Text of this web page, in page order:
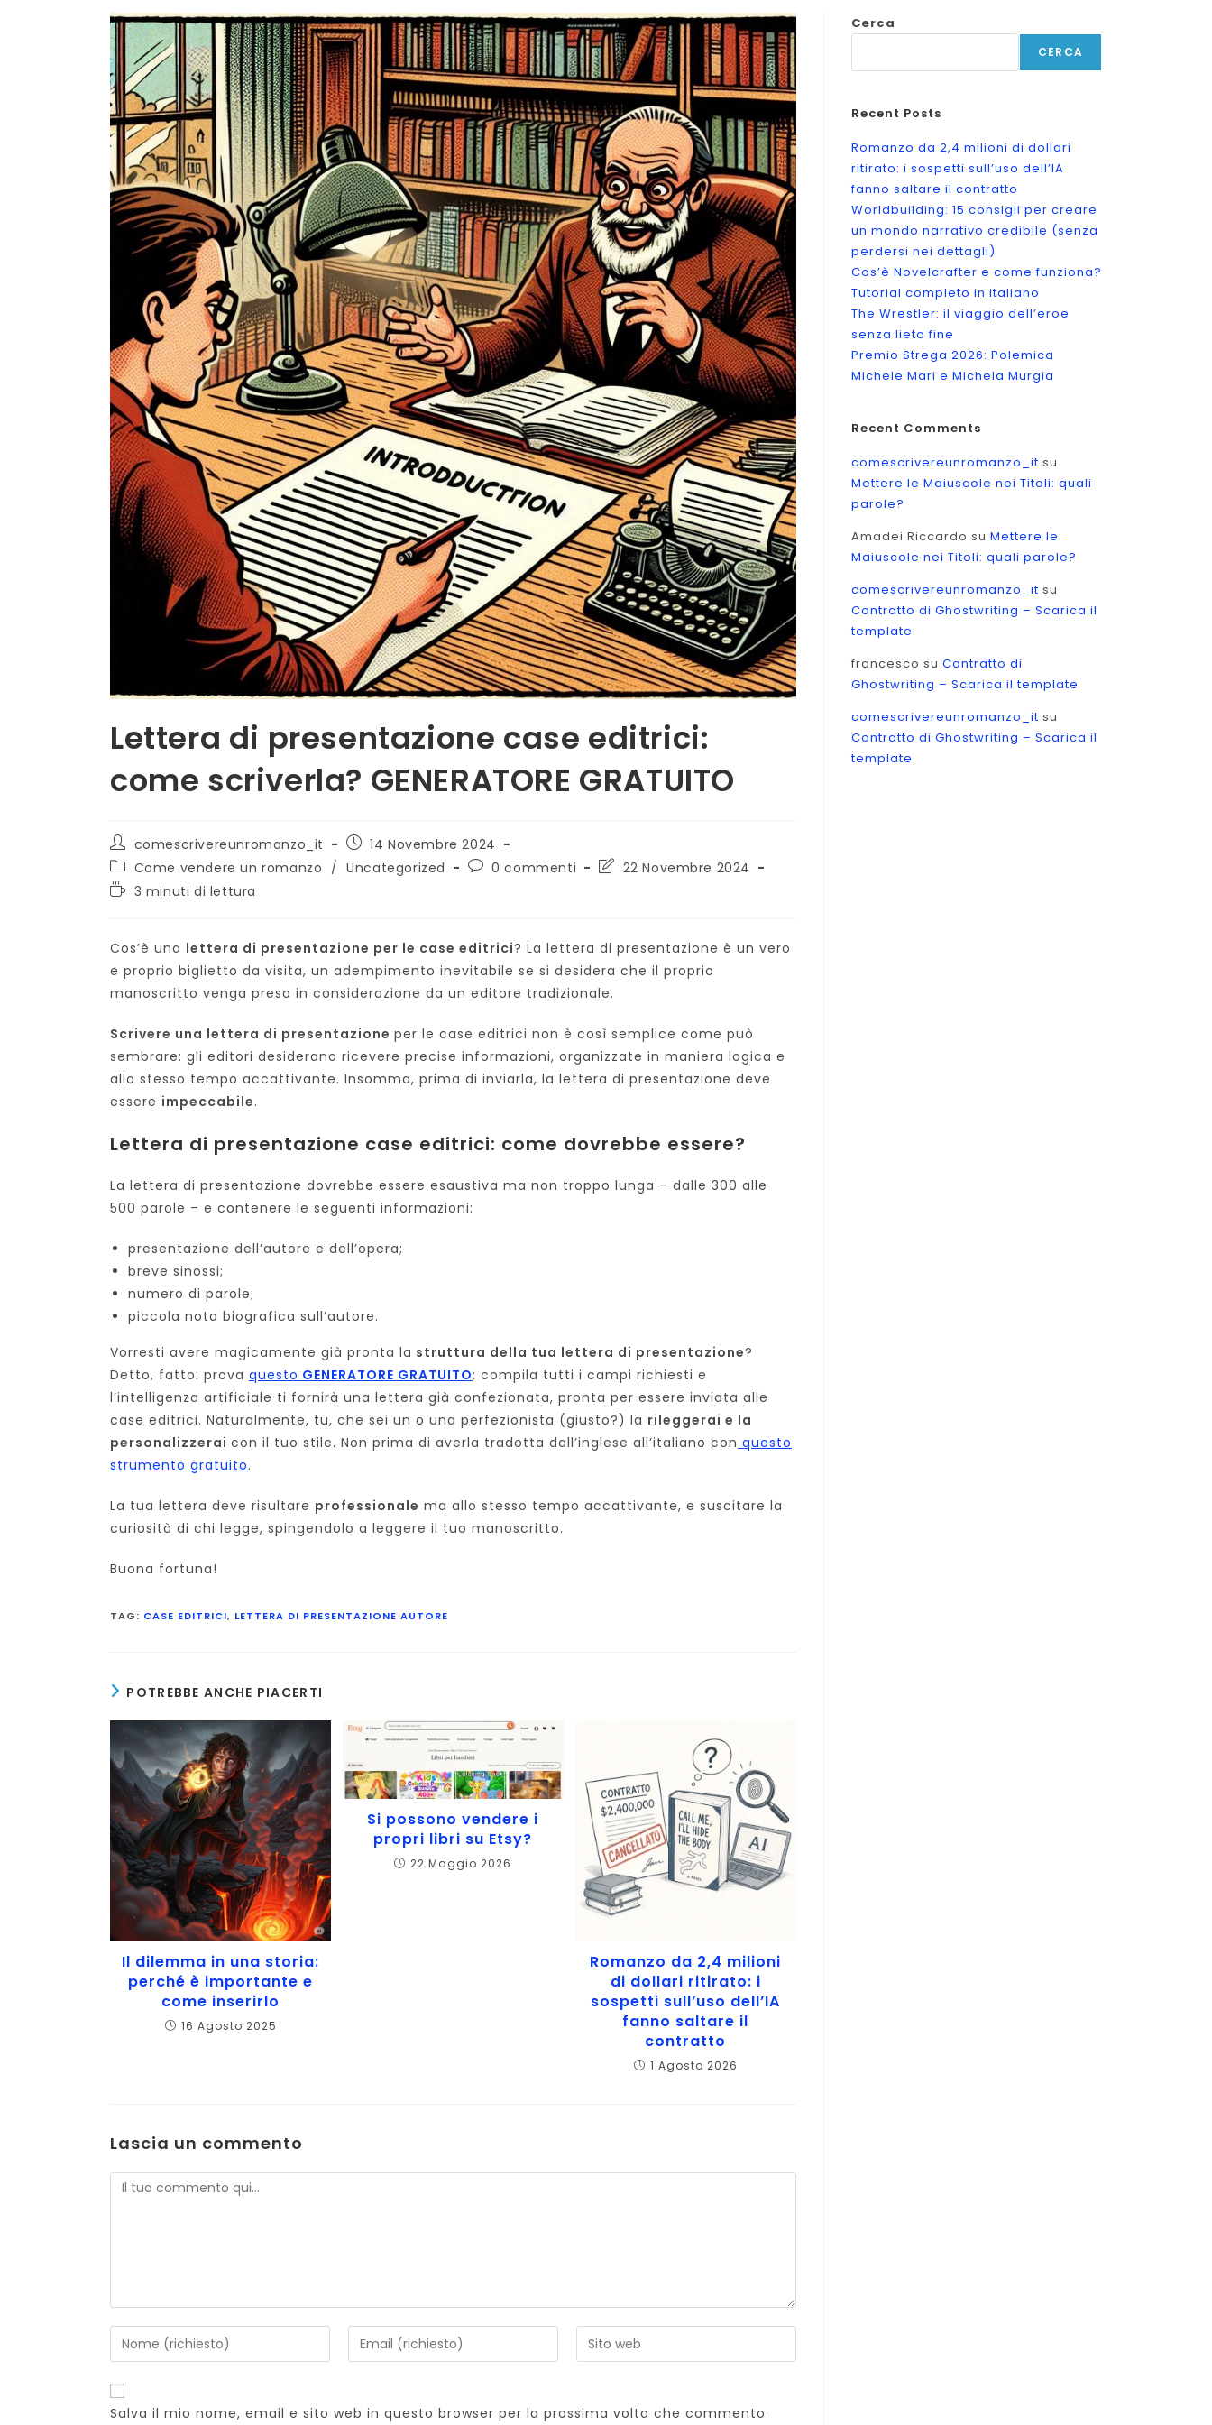
Lettera di presentazione case editrici:
come scriverla? GENERATORE GRATUITO
Autore
dell'articolo:
comescrivereunromanzo_it
Articolo
pubblicato:
14 Novembre 2024
Categoria
dell'articolo:
Come vendere un romanzo / Uncategorized
Commenti
0 commenti
Ultima22 Novembre 2024
Tempo3 minuti di lettura
Cos’è una lettera di presentazione per le case editrici? La lettera di presentazione è un vero
e proprio biglietto da visita, un adempimento inevitabile se si desidera che il proprio
manoscritto venga preso in considerazione da un editore tradizionale.
Scrivere una lettera di presentazione per le case editrici non è così semplice come può
sembrare: gli editori desiderano ricevere precise informazioni, organizzate in maniera logica e
allo stesso tempo accattivante. Insomma, prima di inviarla, la lettera di presentazione deve
essere impeccabile.
Lettera di presentazione case editrici: come dovrebbe essere?
La lettera di presentazione dovrebbe essere esaustiva ma non troppo lunga – dalle 300 alle
500 parole – e contenere le seguenti informazioni:
presentazione dell’autore e dell’opera;
breve sinossi;
numero di parole;
piccola nota biografica sull’autore.
Vorresti avere magicamente già pronta la struttura della tua lettera di presentazione?
Detto, fatto: prova questo GENERATORE GRATUITO: compila tutti i campi richiesti e
l’intelligenza artificiale ti fornirà una lettera già confezionata, pronta per essere inviata alle
case editrici. Naturalmente, tu, che sei un o una perfezionista (giusto?) la rileggerai e la
personalizzerai con il tuo stile. Non prima di averla tradotta dall’inglese all’italiano con questo
strumento gratuito.
La tua lettera deve risultare professionale ma allo stesso tempo accattivante, e suscitare la
curiosità di chi legge, spingendolo a leggere il tuo manoscritto.
Buona fortuna!
TAG: CASE EDITRICI, LETTERA DI PRESENTAZIONE AUTORE
POTREBBE ANCHE PIACERTI
Il dilemma in una storia:
perché è importante e
come inserirlo
16 Agosto 2025
Si possono vendere i
propri libri su Etsy?
22 Maggio 2026
Romanzo da 2,4 milioni
di dollari ritirato: i
sospetti sull’uso dell’IA
fanno saltare il
contratto
1 Agosto 2026
Lascia un commento
Commento
Inserisci
il
tuo
nome
Inserisci
il
indirizzo
Inserisci
l'URL
sito
Salva il mio nome, email e sito web in questo browser per la prossima volta che commento.
Cerca
CERCA
Recent Posts
Romanzo da 2,4 milioni di dollari
ritirato: i sospetti sull’uso dell’IA
fanno saltare il contratto
Worldbuilding: 15 consigli per creare
un mondo narrativo credibile (senza
perdersi nei dettagli)
Cos’è Novelcrafter e come funziona?
Tutorial completo in italiano
The Wrestler: il viaggio dell’eroe
senza lieto fine
Premio Strega 2026: Polemica
Michele Mari e Michela Murgia
Recent Comments
comescrivereunromanzo_it su
Mettere le Maiuscole nei Titoli: quali
parole?
Amadei Riccardo su Mettere le
Maiuscole nei Titoli: quali parole?
comescrivereunromanzo_it su
Contratto di Ghostwriting – Scarica il
template
francesco su Contratto di
Ghostwriting – Scarica il template
comescrivereunromanzo_it su
Contratto di Ghostwriting – Scarica il
template